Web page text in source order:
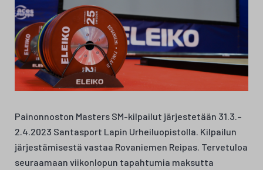
Painonnoston Masters SM-kilpailut järjestetään 31.3.–
2.4.2023 Santasport Lapin Urheiluopistolla. Kilpailun
järjestämisestä vastaa Rovaniemen Reipas. Tervetuloa
seuraamaan viikonlopun tapahtumia maksutta